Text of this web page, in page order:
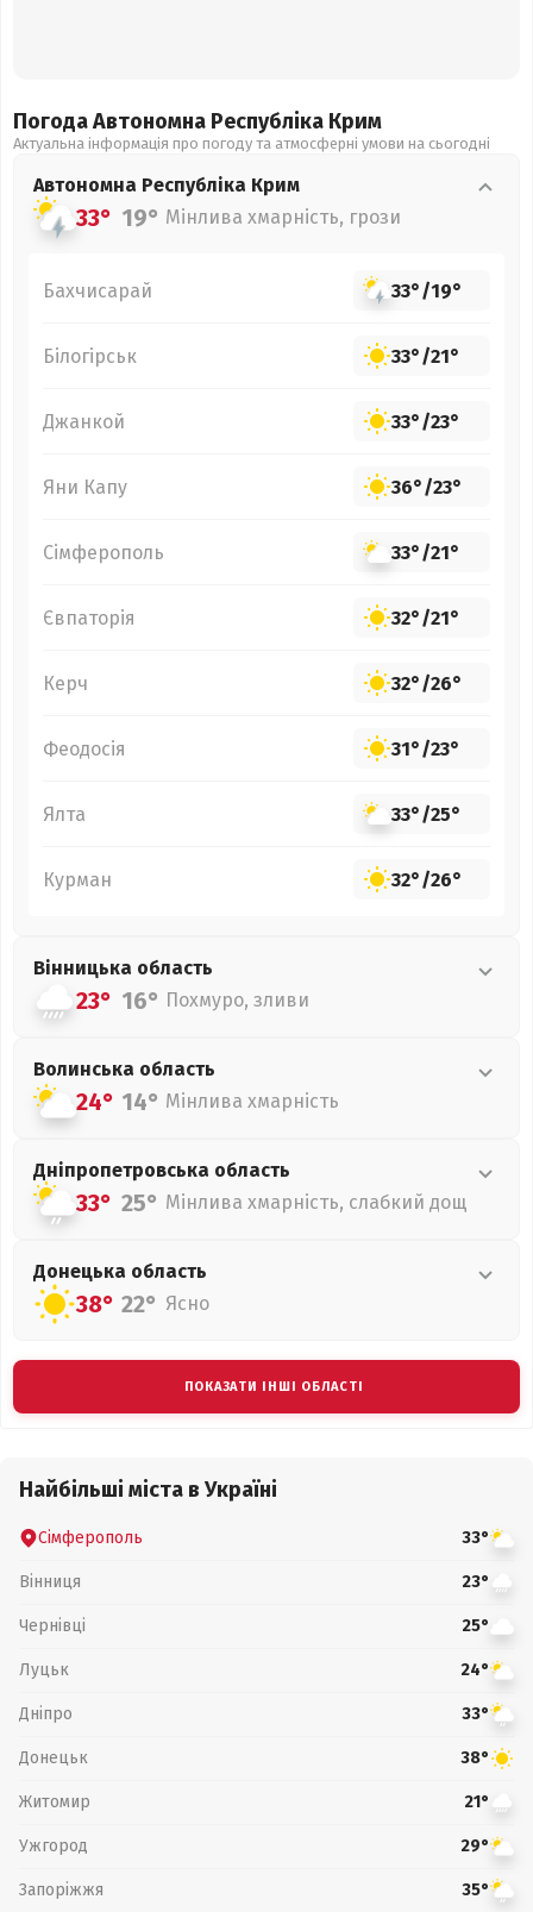
Погода Автономна Республіка Крим
Актуальна інформація про погоду та атмосферні умови на сьогодні
Автономна Республіка Крим
33° 19° Мінлива хмарність, грози
Бахчисарай 33°/19°
Білогірськ 33°/21°
Джанкой 33°/23°
Яни Капу 36°/23°
Сімферополь 33°/21°
Євпаторія 32°/21°
Керч 32°/26°
Феодосія 31°/23°
Ялта 33°/25°
Курман 32°/26°
Вінницька область
23° 16° Похмуро, зливи
Волинська область
24° 14° Мінлива хмарність
Дніпропетровська область
33° 25° Мінлива хмарність, слабкий дощ
Донецька область
38° 22° Ясно
ПОКАЗАТИ ІНШІ ОБЛАСТІ
Найбільші міста в Україні
Сімферополь 33°
Вінниця 23°
Чернівці 25°
Луцьк 24°
Дніпро 33°
Донецьк 38°
Житомир 21°
Ужгород 29°
Запоріжжя 35°